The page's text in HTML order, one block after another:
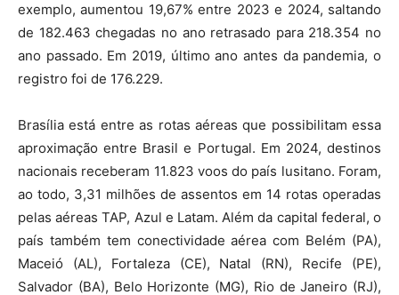
exemplo, aumentou 19,67% entre 2023 e 2024, saltando
de 182.463 chegadas no ano retrasado para 218.354 no
ano passado. Em 2019, último ano antes da pandemia, o
registro foi de 176.229.
Brasília está entre as rotas aéreas que possibilitam essa
aproximação entre Brasil e Portugal. Em 2024, destinos
nacionais receberam 11.823 voos do país lusitano. Foram,
ao todo, 3,31 milhões de assentos em 14 rotas operadas
pelas aéreas TAP, Azul e Latam. Além da capital federal, o
país também tem conectividade aérea com Belém (PA),
Maceió (AL), Fortaleza (CE), Natal (RN), Recife (PE),
Salvador (BA), Belo Horizonte (MG), Rio de Janeiro (RJ),